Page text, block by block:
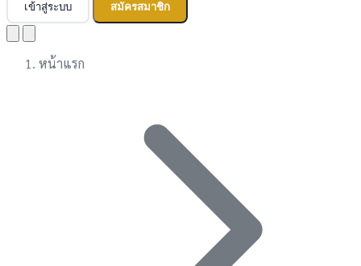
เข้าสู่ระบบ สมัครสมาชิก
หน้าแรก